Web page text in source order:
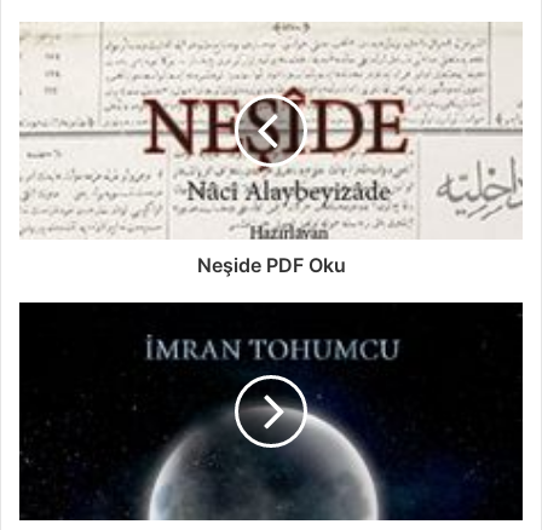
Neşide PDF Oku